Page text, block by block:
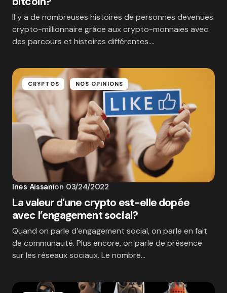
Il y a de nombreuses histoires de personnes devenues
crypto-millionnaire grâce aux crypto-monnaies avec
des parcours et histoires différentes.…
CRYPTOS NOS OPINIONS
Ines Aissanion 03/24/2022
La valeur d’une crypto est-elle dopée
avec l’engagement social?
Quand on parle d’engagement social, on parle en fait
de communauté. Plus encore, on parle de présence
sur les réseaux sociaux. Le nombre…